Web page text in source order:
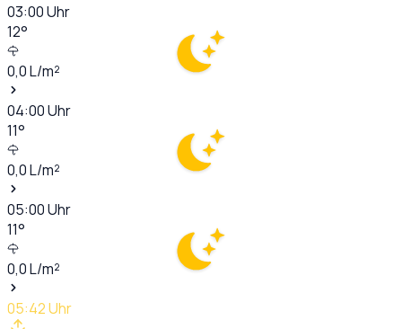
03:00Uhr
12°
0,0L/m²
04:00Uhr
11°
0,0L/m²
05:00Uhr
11°
0,0L/m²
05:42Uhr